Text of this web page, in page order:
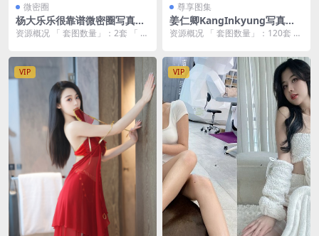
微密圈
杨大乐乐很靠谱微密圈写真合
集资源下载【无水印/4K原
资源概况 「 套图数量」：2套 「 资
」：...
尊享图集
姜仁卿KangInkyung写真合
集下载｜120套绝美图集+61G
题】
资源概况 「 套图数量」：120套 「
」...
VIP VIP